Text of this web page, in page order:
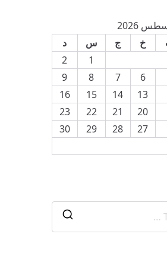
2026
خ ج س
د
1
2
6
7
8
9
13
14
15
16
20
21
22
23
27
28
29
30